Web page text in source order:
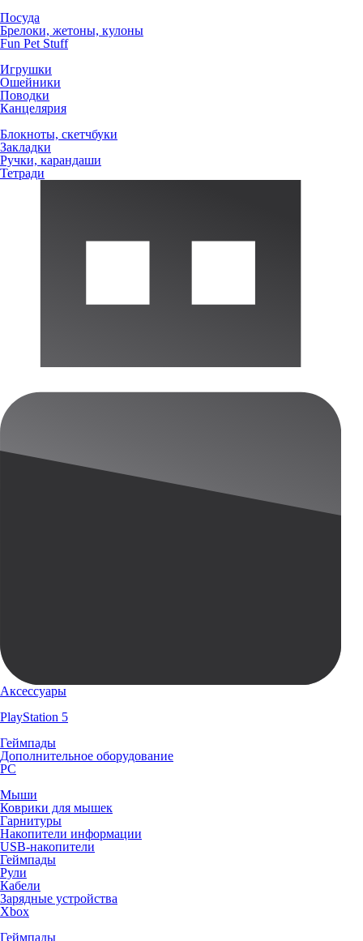
Посуда
Брелоки, жетоны, кулоны
Fun Pet Stuff
Игрушки
Ошейники
Поводки
Канцелярия
Блокноты, скетчбуки
Закладки
Ручки, карандаши
Тетради
Аксессуары
PlayStation 5
Геймпады
Дополнительное оборудование
PC
Мыши
Коврики для мышек
Гарнитуры
Накопители информации
USB-накопители
Геймпады
Рули
Кабели
Зарядные устройства
Xbox
Геймпады